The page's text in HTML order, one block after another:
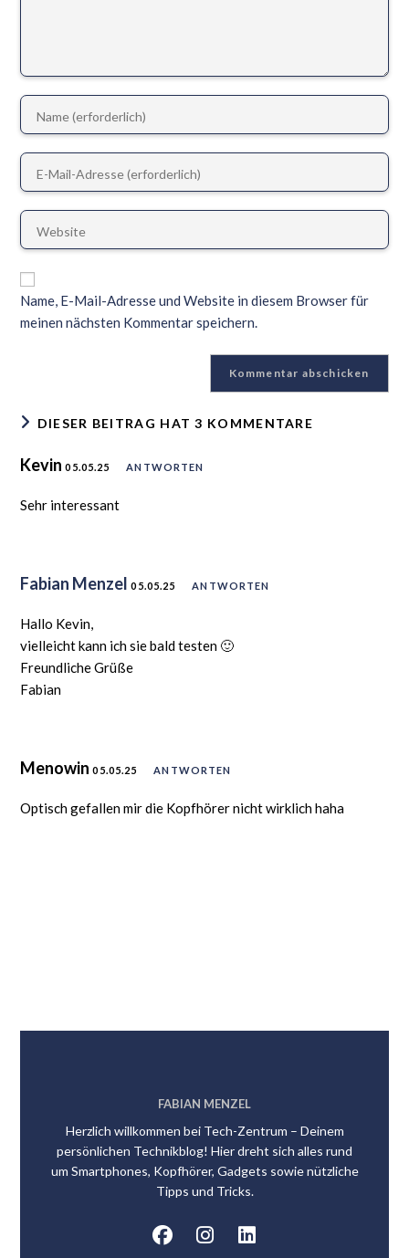
Name, E-Mail-Adresse und Website in diesem Browser für
meinen nächsten Kommentar speichern.
DIESER BEITRAG HAT 3 KOMMENTARE
Kevin05.05.25 ANTWORTEN
Sehr interessant
Fabian Menzel 05.05.25 ANTWORTEN
Hallo Kevin,
vielleicht kann ich sie bald testen 🙂
Freundliche Grüße
Fabian
Menowin05.05.25 ANTWORTEN
Optisch gefallen mir die Kopfhörer nicht wirklich haha
FABIAN MENZEL
Herzlich willkommen bei Tech-Zentrum – Deinem
persönlichen Technikblog! Hier dreht sich alles rund
um Smartphones, Kopfhörer, Gadgets sowie nützliche
Tipps und Tricks.